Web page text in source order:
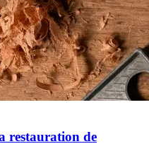
restauration de